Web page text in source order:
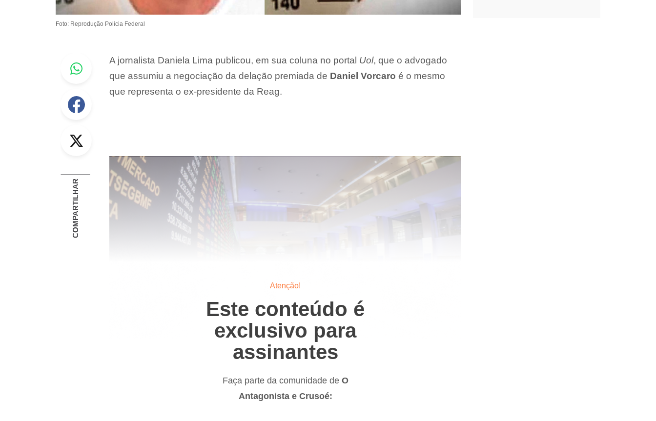
Foto: Reprodução Policia Federal
Whastapp
Facebook
COMPARTILHAR
Atenção!
Este conteúdo é
exclusivo para
assinantes
Faça parte da comunidade de O
Antagonista e Crusoé:
A jornalista Daniela Lima publicou, em sua coluna no portal Uol, que o advogado
que assumiu a negociação da delação premiada de Daniel Vorcaro é o mesmo
que representa o ex-presidente da Reag.